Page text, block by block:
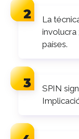
La
involucra
países.
SPIN